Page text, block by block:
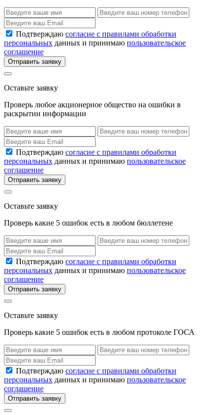
Подтверждаю согласие с правилами обработки
персональных данных и принимаю пользовательское
соглашение
Отправить заявку
Оставьте заявку
Проверь любое акционерное общество на ошибки в
раскрытии информации
Подтверждаю согласие с правилами обработки
персональных данных и принимаю пользовательское
соглашение
Отправить заявку
Оставьте заявку
Проверь какие 5 ошибок есть в любом бюллетене
Подтверждаю согласие с правилами обработки
персональных данных и принимаю пользовательское
соглашение
Отправить заявку
Оставьте заявку
Проверь какие 5 ошибок есть в любом протоколе ГОСА
Подтверждаю согласие с правилами обработки
персональных данных и принимаю пользовательское
соглашение
Отправить заявку